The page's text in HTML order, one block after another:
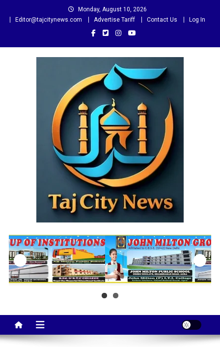
Monday, August 10, 2026
Editor@tajcitynews.com
Advertise Tariff Contact Us Log In
Taj City News